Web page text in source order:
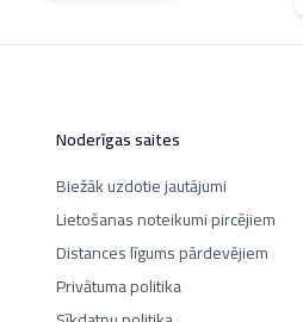
Noderīgas saites
Biežāk uzdotie jautājumi
Lietošanas noteikumi pircējiem
Distances līgums pārdevējiem
Privātuma politika